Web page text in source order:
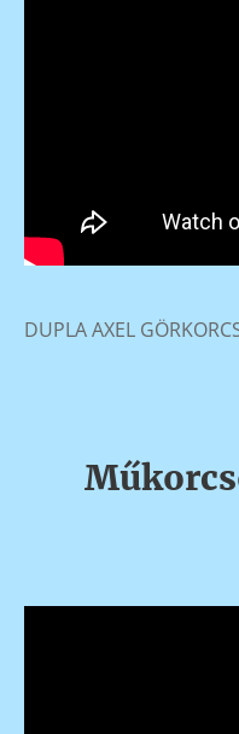
DUPLA AXEL